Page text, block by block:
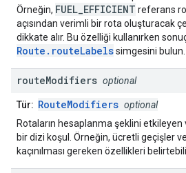
Örneğin, FUEL_EFFICIENT referans
açısından verimli bir rota oluşturacak
dikkate alır. Bu özelliği kullanırken
Route.routeLabelssimgesini bulun.
routeModifiers optional
Tür: RouteModifiers optional
Rotaların hesaplanma şeklini etkileyen
bir dizi koşul. Örneğin, ücretli geçişler
kaçınılması gereken özellikleri